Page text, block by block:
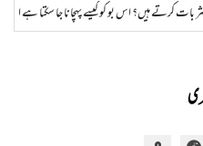
اور ختم کیا جا سکتا ہے؟ ہمراز: